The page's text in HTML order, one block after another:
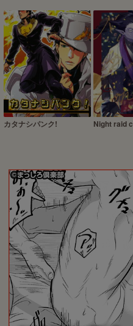
カタナシパンク! Night raid